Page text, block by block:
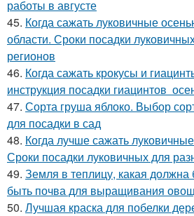
работы в августе
45. Когда сажать луковичные
области. Сроки посадки
регионов
46. Когда сажать крокусы и
инструкция посадки гиацинтов
47. Сорта груша яблоко. Выбор
для посадки в сад
48. Когда лучше сажать
Сроки посадки луковичных для
49. Земля в теплицу, какая
быть почва для выращивания
50. Лучшая краска для побелки